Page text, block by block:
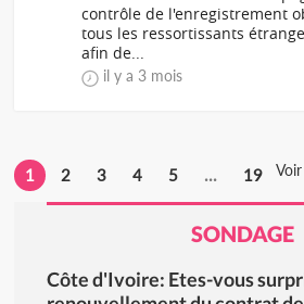
contrôle de l'enregistrement
tous les ressortissants
afin de...
il y a 3 mois
1 2 3 4 5 ... 19
SONDAGE
Côte d'Ivoire: Etes-vous